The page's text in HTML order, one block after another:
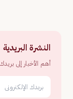
النشرة البريدية
أهم الأخبار إلى